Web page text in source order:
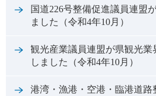
国道226号整備促進議員連盟
ました（令和4年10月）
観光産業議員連盟が県観光業
しました（令和4年10月）
港湾・漁港・空港・臨港道路